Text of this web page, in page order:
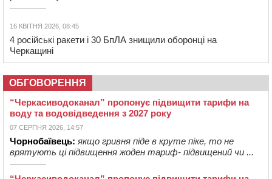
16 КВІТНЯ 2026, 08:45
4 російські ракети і 30 БпЛА знищили оборонці на
Черкащині
ОБГОВОРЕННЯ
“Черкасиводоканал” пропонує підвищити тарифи на
воду та водовідведення з 2027 року
07 СЕРПНЯ 2026, 14:57
Чорнобаївець: якщо гривня піде в круте піке, то не
врятують ці підвищення жоден тариф- підвищений чи ...